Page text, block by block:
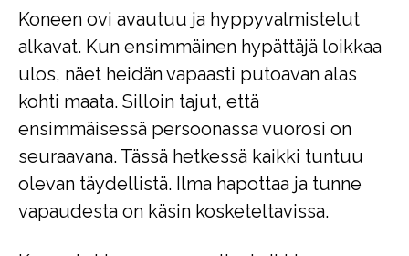
Koneen ovi avautuu ja hyppyvalmistelut
alkavat. Kun ensimmäinen hypättäjä loikkaa
ulos, näet heidän vapaasti putoavan alas
kohti maata. Silloin tajut, että
ensimmäisessä persoonassa vuorosi on
seuraavana. Tässä hetkessä kaikki tuntuu
olevan täydellistä. Ilma hapottaa ja tunne
vapaudesta on käsin kosketeltavissa.